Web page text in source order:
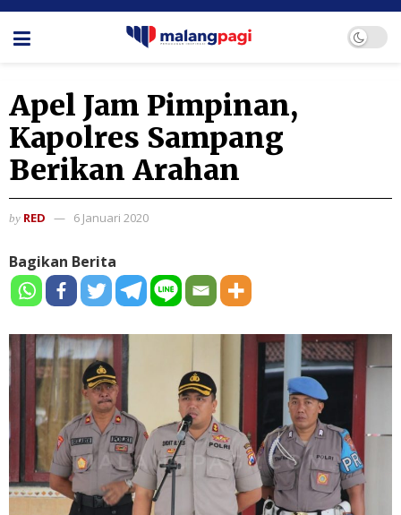
Apel Jam Pimpinan,
Kapolres Sampang
Berikan Arahan
by RED 6 Januari 2020
Bagikan Berita